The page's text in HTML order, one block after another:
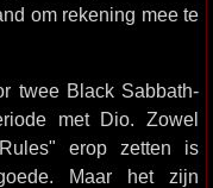
om rekening mee te
twee Black Sabbath-
met Dio. Zowel
erop zetten is
Maar het zijn